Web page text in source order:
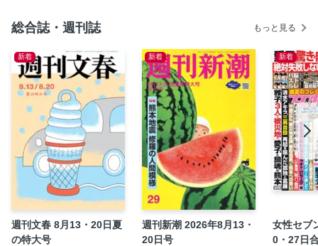
すすめ作品を一挙ご紹介！
【デジタル版特典】コミック連載「キラー通りのソムリエ探
偵」第1話
総合誌・週刊誌 もっと見る
新着
週刊文春 8月13・20日夏
の特大号
新着
週刊新潮 2026年8月13・
20日号
新着
女性セブ
0・27日